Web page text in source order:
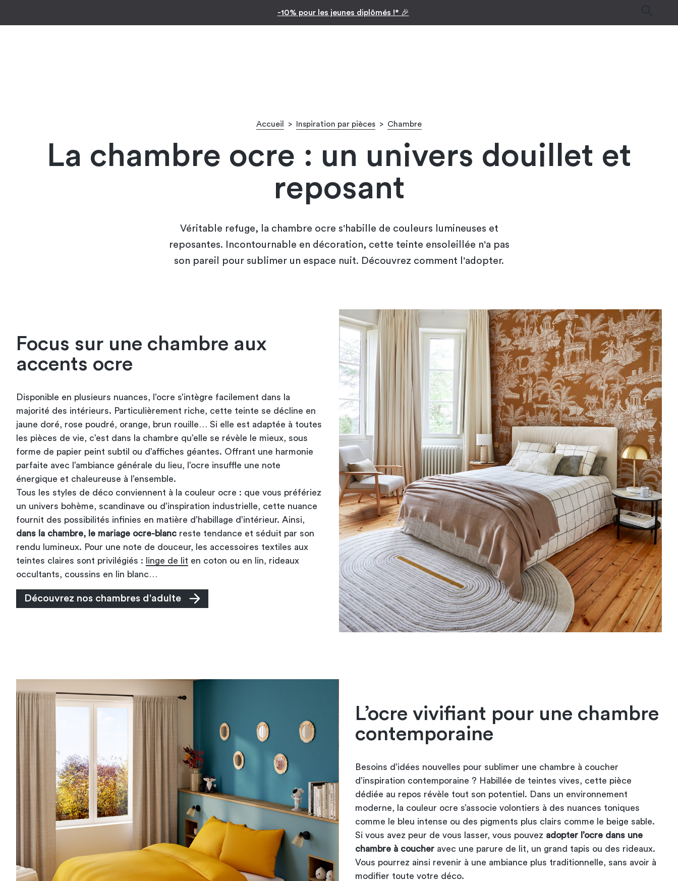
Facilitez vos achats avec le paiement en 10x
Inspiration par pièces
Accueil > Inspiration par pièces > Chambre
La chambre ocre : un univers douillet et
reposant
Véritable refuge, la chambre ocre s'habille de couleurs lumineuses et
reposantes. Incontournable en décoration, cette teinte ensoleillée n'a pas
son pareil pour sublimer un espace nuit. Découvrez comment l'adopter.
Focus sur une chambre aux
accents ocre
Disponible en plusieurs nuances, l’ocre s’intègre facilement dans la
majorité des intérieurs. Particulièrement riche, cette teinte se décline en
jaune doré, rose poudré, orange, brun rouille… Si elle est adaptée à toutes
les pièces de vie, c’est dans la chambre qu’elle se révèle le mieux, sous
forme de papier peint subtil ou d’affiches géantes. Offrant une harmonie
parfaite avec l’ambiance générale du lieu, l’ocre insuffle une note
énergique et chaleureuse à l’ensemble.
Tous les styles de déco conviennent à la couleur ocre : que vous préfériez
un univers bohème, scandinave ou d’inspiration industrielle, cette nuance
fournit des possibilités infinies en matière d’habillage d’intérieur. Ainsi,
dans la chambre, le mariage ocre-blanc reste tendance et séduit par son
rendu lumineux. Pour une note de douceur, les accessoires textiles aux
teintes claires sont privilégiés :
linge de lit en coton ou en lin, rideaux
occultants, coussins en lin blanc…
Découvrez nos chambres d'adulte
L’ocre vivifiant pour une chambre
contemporaine
Besoins d’idées nouvelles pour sublimer une chambre à coucher
d’inspiration contemporaine ? Habillée de teintes vives, cette pièce
dédiée au repos révèle tout son potentiel. Dans un environnement
moderne, la couleur ocre s’associe volontiers à des nuances toniques
comme le bleu intense ou des pigments plus clairs comme le beige sable.
Si vous avez peur de vous lasser, vous pouvez adopter l’ocre dans une
chambre à coucher avec une parure de lit, un grand tapis ou des rideaux.
Vous pourrez ainsi revenir à une ambiance plus traditionnelle, sans avoir à
modifier toute votre déco.